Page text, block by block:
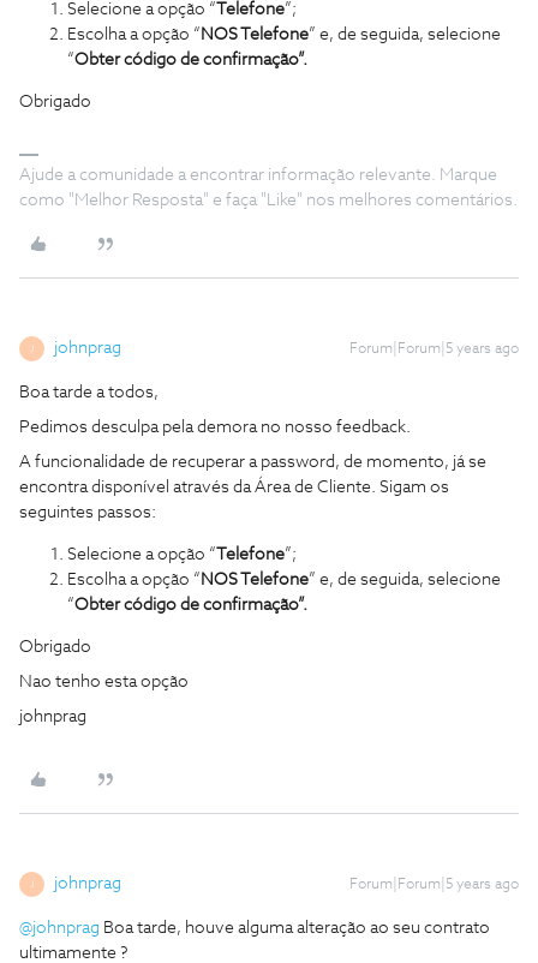
Selecione a opção “ Telefone”;
Escolha a opção “ NOS Telefone” e, de seguida, selecione
“Obter código de confirmação”.
Obrigado
Ajude a comunidade a encontrar informação relevante. Marque
como "Melhor Resposta" e faça "Like" nos melhores comentários.
johnprag Forum|Forum|5 years ago
Boa tarde a todos,
Pedimos desculpa pela demora no nosso feedback.
A funcionalidade de recuperar a password, de momento, já se
encontra disponível através da Área de Cliente. Sigam os
seguintes passos:
Selecione a opção “ Telefone”;
Escolha a opção “ NOS Telefone” e, de seguida, selecione
“Obter código de confirmação”.
Obrigado
Nao tenho esta opção
johnprag
johnprag Forum|Forum|5 years ago
@johnprag Boa tarde, houve alguma alteração ao seu contrato
ultimamente ?